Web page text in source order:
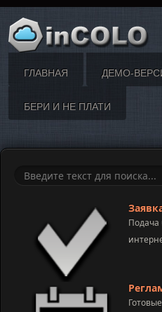
ГЛАВНАЯ ДЕМО-
БЕРИ И НЕ ПЛАТИ
Подача